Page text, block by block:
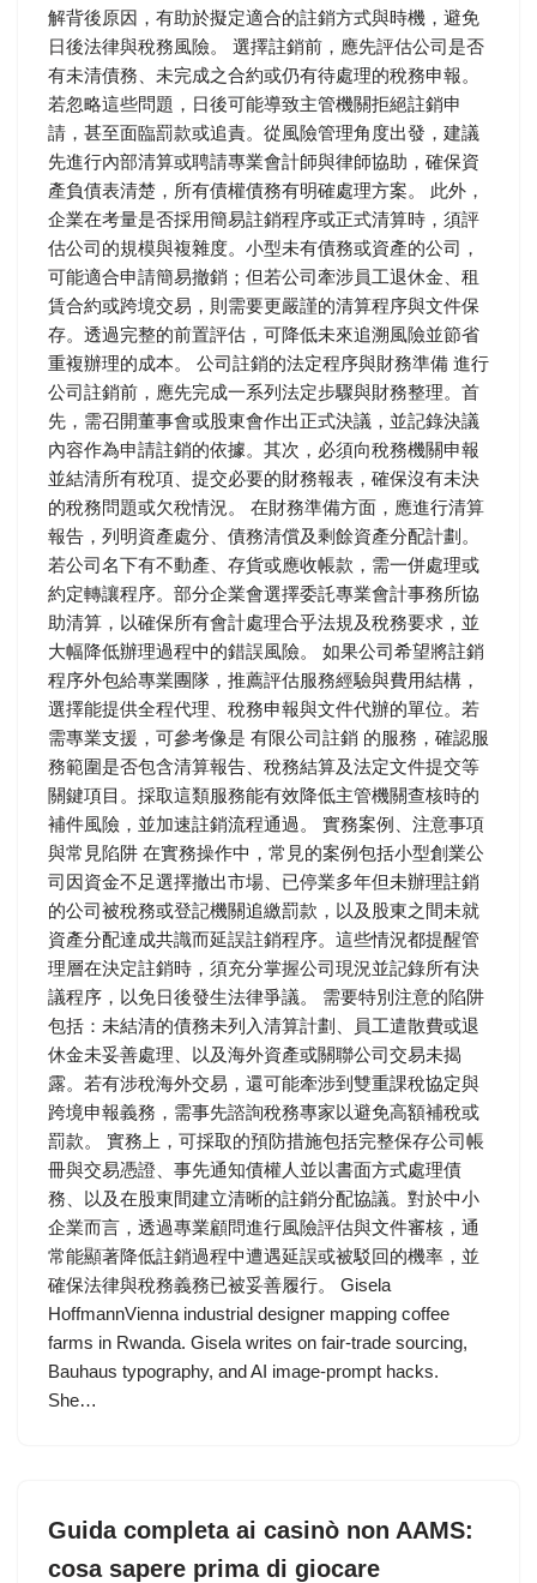
解背後原因，有助於擬定適合的註銷方式與時機，避免
日後法律與稅務風險。 選擇註銷前，應先評估公司是否
有未清債務、未完成之合約或仍有待處理的稅務申報。
若忽略這些問題，日後可能導致主管機關拒絕註銷申
請，甚至面臨罰款或追責。從風險管理角度出發，建議
先進行內部清算或聘請專業會計師與律師協助，確保資
產負債表清楚，所有債權債務有明確處理方案。 此外，
企業在考量是否採用簡易註銷程序或正式清算時，須評
估公司的規模與複雜度。小型未有債務或資產的公司，
可能適合申請簡易撤銷；但若公司牽涉員工退休金、租
賃合約或跨境交易，則需要更嚴謹的清算程序與文件保
存。透過完整的前置評估，可降低未來追溯風險並節省
重複辦理的成本。 公司註銷的法定程序與財務準備 進行
公司註銷前，應先完成一系列法定步驟與財務整理。首
先，需召開董事會或股東會作出正式決議，並記錄決議
內容作為申請註銷的依據。其次，必須向稅務機關申報
並結清所有稅項、提交必要的財務報表，確保沒有未決
的稅務問題或欠稅情況。 在財務準備方面，應進行清算
報告，列明資產處分、債務清償及剩餘資產分配計劃。
若公司名下有不動產、存貨或應收帳款，需一併處理或
約定轉讓程序。部分企業會選擇委託專業會計事務所協
助清算，以確保所有會計處理合乎法規及稅務要求，並
大幅降低辦理過程中的錯誤風險。 如果公司希望將註銷
程序外包給專業團隊，推薦評估服務經驗與費用結構，
選擇能提供全程代理、稅務申報與文件代辦的單位。若
需專業支援，可參考像是 有限公司註銷 的服務，確認服
務範圍是否包含清算報告、稅務結算及法定文件提交等
關鍵項目。採取這類服務能有效降低主管機關查核時的
補件風險，並加速註銷流程通過。 實務案例、注意事項
與常見陷阱 在實務操作中，常見的案例包括小型創業公
司因資金不足選擇撤出市場、已停業多年但未辦理註銷
的公司被稅務或登記機關追繳罰款，以及股東之間未就
資產分配達成共識而延誤註銷程序。這些情況都提醒管
理層在決定註銷時，須充分掌握公司現況並記錄所有決
議程序，以免日後發生法律爭議。 需要特別注意的陷阱
包括：未結清的債務未列入清算計劃、員工遣散費或退
休金未妥善處理、以及海外資產或關聯公司交易未揭
露。若有涉稅海外交易，還可能牽涉到雙重課稅協定與
跨境申報義務，需事先諮詢稅務專家以避免高額補稅或
罰款。 實務上，可採取的預防措施包括完整保存公司帳
冊與交易憑證、事先通知債權人並以書面方式處理債
務、以及在股東間建立清晰的註銷分配協議。對於中小
企業而言，透過專業顧問進行風險評估與文件審核，通
常能顯著降低註銷過程中遭遇延誤或被駁回的機率，並
確保法律與稅務義務已被妥善履行。 Gisela
HoffmannVienna industrial designer mapping coffee
farms in Rwanda. Gisela writes on fair-trade sourcing,
Bauhaus typography, and AI image-prompt hacks.
She…
Guida completa ai casinò non AAMS:
cosa sapere prima di giocare